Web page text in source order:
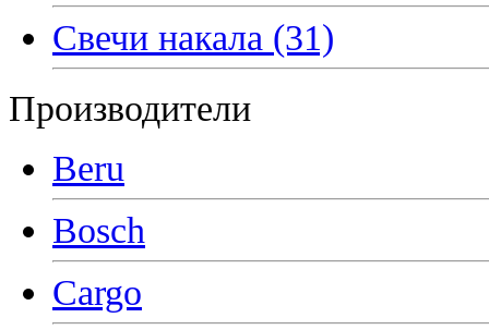
Свечи накала (31)
Производители
Beru
Bosch
Cargo